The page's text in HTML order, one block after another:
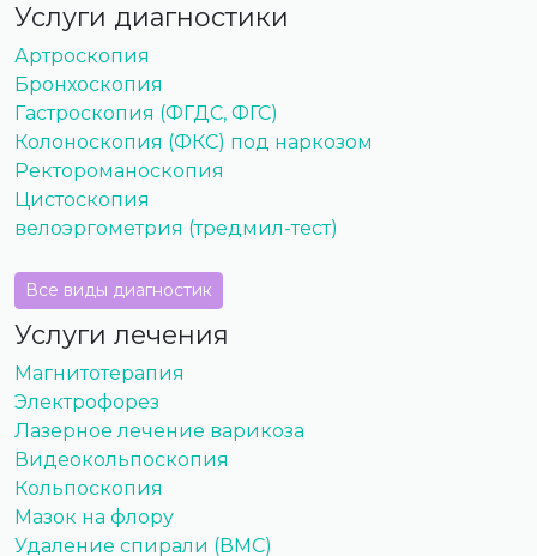
Услуги диагностики
Артроскопия
Бронхоскопия
Гастроскопия (ФГДС, ФГС)
Колоноскопия (ФКС) под наркозом
Ректороманоскопия
Цистоскопия
велоэргометрия (тредмил-тест)
Все виды диагностик
Услуги лечения
Магнитотерапия
Электрофорез
Лазерное лечение варикоза
Видеокольпоскопия
Кольпоскопия
Мазок на флору
Удаление спирали (ВМС)